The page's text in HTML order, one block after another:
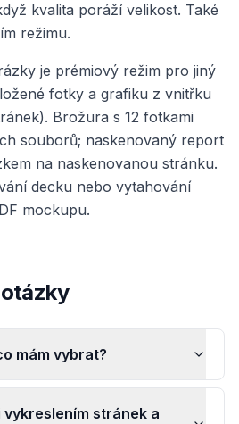
kvalita poráží velikost. Také
režimu.
je prémiový režim pro jiný
fotky a grafiku z vnitřku
Brožura s 12 fotkami
souborů; naskenovaný report
na naskenovanou stránku.
decku nebo vytahování
mockupu.
mám vybrat?
vykreslením stránek a